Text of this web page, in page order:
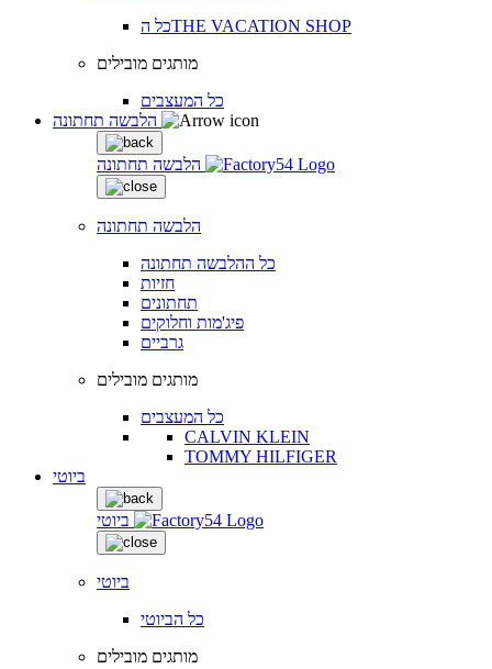
כל הTHE VACATION SHOP
מותגים מובילים
כל המעצבים
הלבשה תחתונה
הלבשה תחתונה
כל ההלבשה תחתונה
חזיות
תחתונים
פיג'מות וחלוקים
גרביים
מותגים מובילים
כל המעצבים
CALVIN KLEIN
TOMMY HILFIGER
ביוטי
ביוטי
ביוטי
כל הביוטי
מותגים מובילים